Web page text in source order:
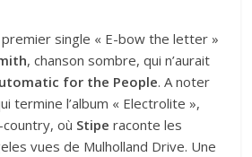
single « E-bow the letter »
, chanson sombre, qui n’aurait
for the People. A noter
termine l’album « Electrolite »,
où Stipe raconte les
vues de Mulholland Drive. Une